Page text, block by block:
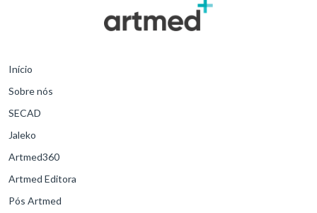
Início
Sobre nós
SECAD
Jaleko
Artmed360
Artmed Editora
Pós Artmed